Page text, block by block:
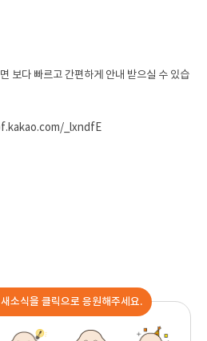
보다 빠르고 간편하게 안내 받으실 수 있습
_lxndfE
소식을 클릭으로 응원해주세요.